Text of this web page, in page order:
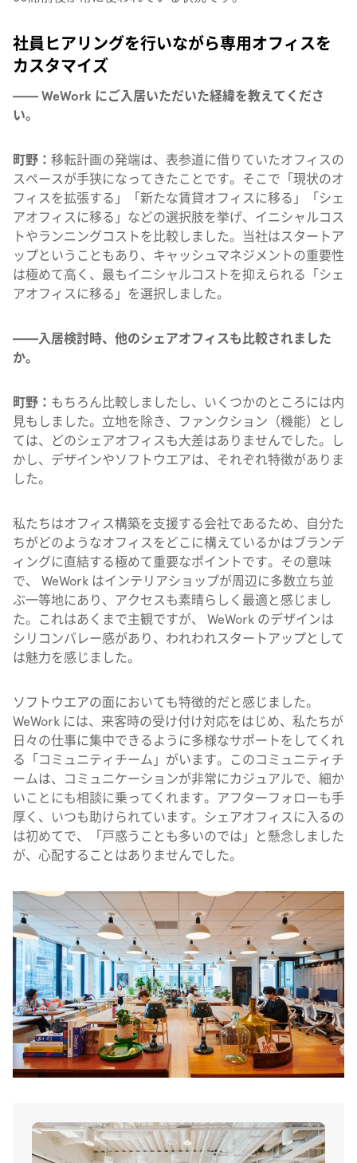
社員ヒアリングを行いながら専用オフィスを
カスタマイズ
—— WeWork にご入居いただいた経緯を教えてくださ
い。
町野： 移転計画の発端は、表参道に借りていたオフィスの
スペースが手狭になってきたことです。そこで「現状のオ
フィスを拡張する」「新たな賃貸オフィスに移る」「シェ
アオフィスに移る」などの選択肢を挙げ、イニシャルコス
トやランニングコストを比較しました。当社はスタートア
ップということもあり、キャッシュマネジメントの重要性
は極めて高く、最もイニシャルコストを抑えられる「シェ
アオフィスに移る」を選択しました。
——入居検討時、他のシェアオフィスも比較されました
か。
町野： もちろん比較しましたし、いくつかのところには内
見もしました。立地を除き、ファンクション（機能）とし
ては、どのシェアオフィスも大差はありませんでした。し
かし、デザインやソフトウエアは、それぞれ特徴がありま
した。
私たちはオフィス構築を支援する会社であるため、自分た
ちがどのようなオフィスをどこに構えているかはブランデ
ィングに直結する極めて重要なポイントです。その意味
で、 WeWork はインテリアショップが周辺に多数立ち並
ぶ一等地にあり、アクセスも素晴らしく最適と感じまし
た。これはあくまで主観ですが、 WeWork のデザインは
シリコンバレー感があり、われわれスタートアップとして
は魅力を感じました。
ソフトウエアの面においても特徴的だと感じました。
WeWork には、来客時の受け付け対応をはじめ、私たちが
日々の仕事に集中できるように多様なサポートをしてくれ
る「コミュニティチーム」がいます。このコミュニティチ
ームは、コミュニケーションが非常にカジュアルで、細か
いことにも相談に乗ってくれます。アフターフォローも手
厚く、いつも助けられています。シェアオフィスに入るの
は初めてで、「戸惑うことも多いのでは」と懸念しました
が、心配することはありませんでした。